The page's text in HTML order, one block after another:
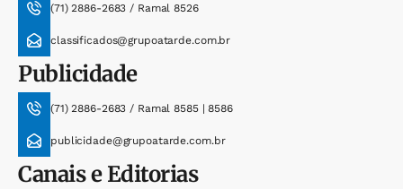
(71) 2886-2683 / Ramal 8526
classificados@grupoatarde.com.br
Publicidade
(71) 2886-2683 / Ramal 8585 | 8586
publicidade@grupoatarde.com.br
Canais e Editorias